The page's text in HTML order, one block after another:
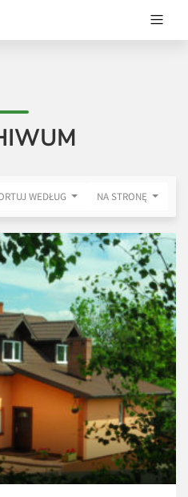
WEDŁUG NA STRONĘ